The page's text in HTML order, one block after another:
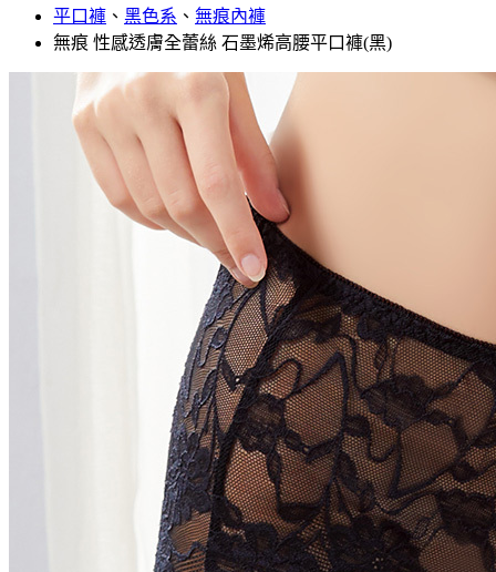
平口褲 、 黑色系 、 無痕內褲
無痕 性感透膚全蕾絲 石墨烯高腰平口褲(黑)